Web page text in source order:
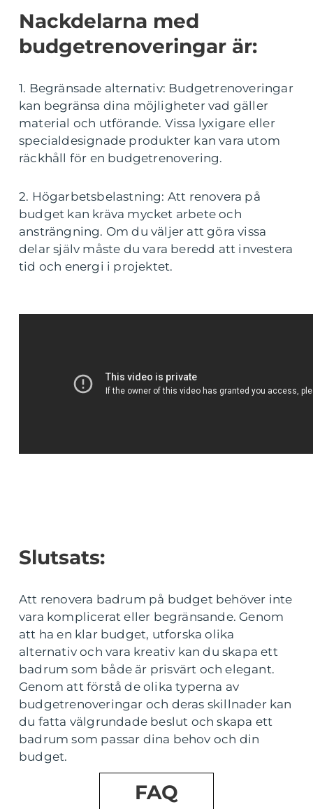
Nackdelarna med
budgetrenoveringar är:
1. Begränsade alternativ: Budgetrenoveringar
kan begränsa dina möjligheter vad gäller
material och utförande. Vissa lyxigare eller
specialdesignade produkter kan vara utom
räckhåll för en budgetrenovering.
2. Högarbetsbelastning: Att renovera på
budget kan kräva mycket arbete och
ansträngning. Om du väljer att göra vissa
delar själv måste du vara beredd att investera
tid och energi i projektet.
Slutsats:
Att renovera badrum på budget behöver inte
vara komplicerat eller begränsande. Genom
att ha en klar budget, utforska olika
alternativ och vara kreativ kan du skapa ett
badrum som både är prisvärt och elegant.
Genom att förstå de olika typerna av
budgetrenoveringar och deras skillnader kan
du fatta välgrundade beslut och skapa ett
badrum som passar dina behov och din
budget.
FAQ